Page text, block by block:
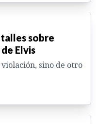
sobre
Elvis
sino de otro